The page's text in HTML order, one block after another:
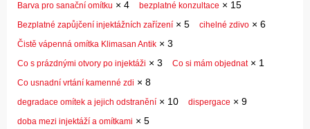
Barva pro sanační omítku × 4 bezplatné konzultace × 15
Bezplatné zapůjčení injektážních zařízení × 5 cihelné zdivo × 6
Čistě vápenná omítka Klimasan Antik × 3
Co s prázdnými otvory po injektáži × 3 Co si mám objednat× 1
Co usnadní vrtání kamenné zdi × 8
degradace omítek a jejich odstranění × 10 dispergace × 9
doba mezi injektáží a omítkami × 5